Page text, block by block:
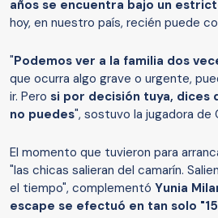
años se encuentra bajo un
hoy, en nuestro país, recién puede
"Podemos ver a la familia dos
que ocurra algo grave o urgente,
ir. Pero si por decisión tuya, dices
no puedes", sostuvo la jugadora de
El momento que tuvieron para
"las chicas salieran del camarín.
el tiempo", complementó Yunia
escape se efectuó en tan solo